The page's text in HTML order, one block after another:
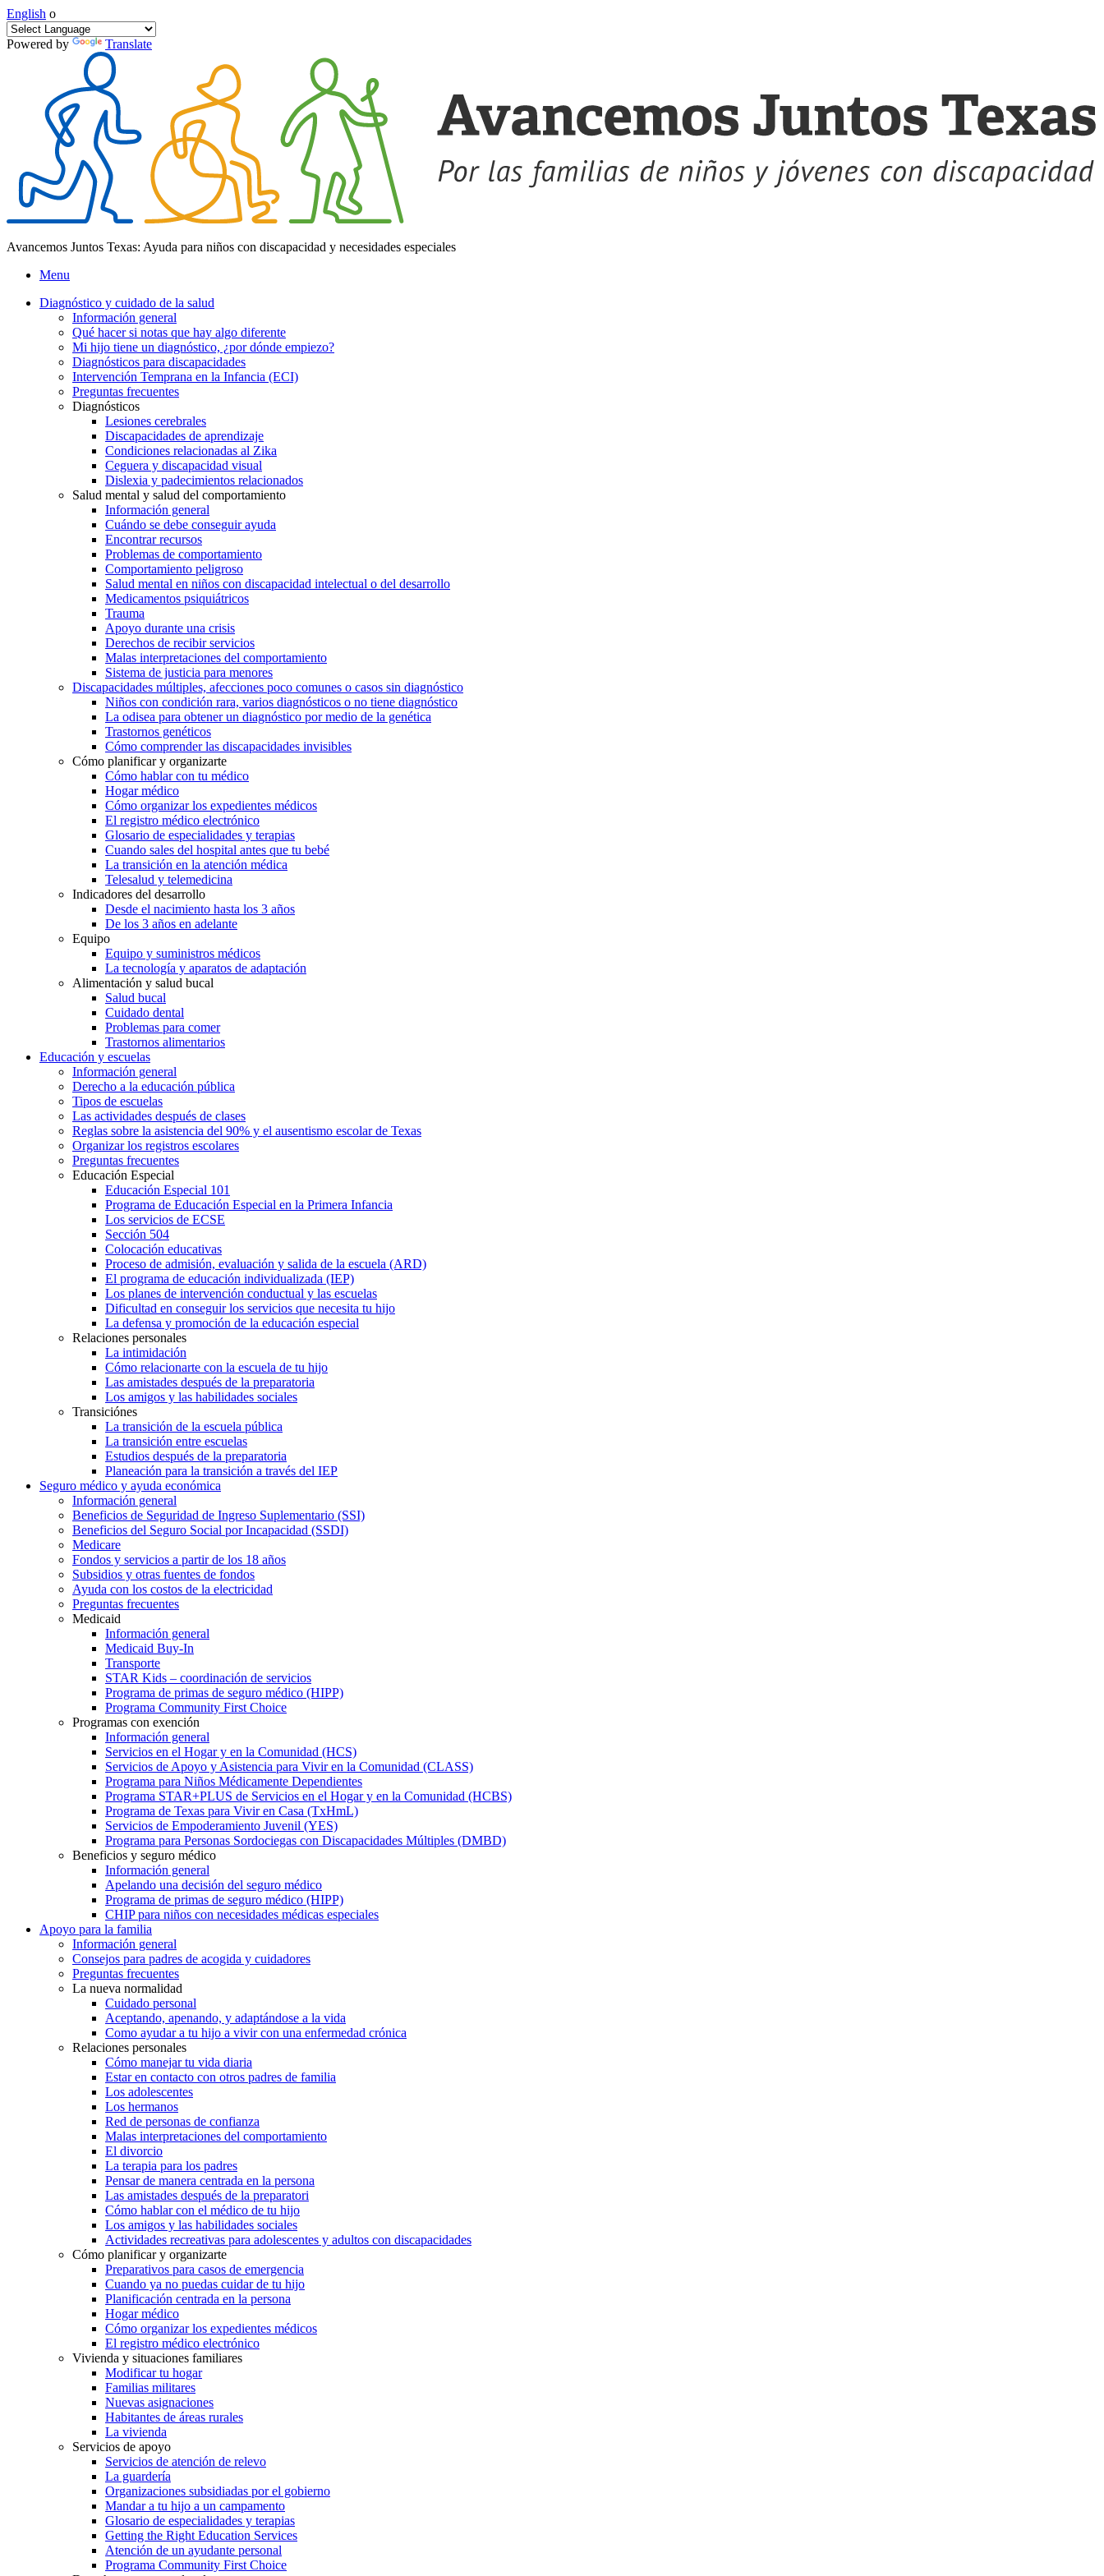
English o
Powered by Translate
Avancemos Juntos Texas: Ayuda para niños con discapacidad y necesidades especiales
Menu
Diagnóstico y cuidado de la salud
Información general
Qué hacer si notas que hay algo diferente
Mi hijo tiene un diagnóstico, ¿por dónde empiezo?
Diagnósticos para discapacidades
Intervención Temprana en la Infancia (ECI)
Preguntas frecuentes
Diagnósticos
Lesiones cerebrales
Discapacidades de aprendizaje
Condiciones relacionadas al Zika
Ceguera y discapacidad visual
Dislexia y padecimientos relacionados
Salud mental y salud del comportamiento
Información general
Cuándo se debe conseguir ayuda
Encontrar recursos
Problemas de comportamiento
Comportamiento peligroso
Salud mental en niños con discapacidad intelectual o del desarrollo
Medicamentos psiquiátricos
Trauma
Apoyo durante una crisis
Derechos de recibir servicios
Malas interpretaciones del comportamiento
Sistema de justicia para menores
Discapacidades múltiples, afecciones poco comunes o casos sin diagnóstico
Niños con condición rara, varios diagnósticos o no tiene diagnóstico
La odisea para obtener un diagnóstico por medio de la genética
Trastornos genéticos
Cómo comprender las discapacidades invisibles
Cómo planificar y organizarte
Cómo hablar con tu médico
Hogar médico
Cómo organizar los expedientes médicos
El registro médico electrónico
Glosario de especialidades y terapias
Cuando sales del hospital antes que tu bebé
La transición en la atención médica
Telesalud y telemedicina
Indicadores del desarrollo
Desde el nacimiento hasta los 3 años
De los 3 años en adelante
Equipo
Equipo y suministros médicos
La tecnología y aparatos de adaptación
Alimentación y salud bucal
Salud bucal
Cuidado dental
Problemas para comer
Trastornos alimentarios
Educación y escuelas
Información general
Derecho a la educación pública
Tipos de escuelas
Las actividades después de clases
Reglas sobre la asistencia del 90% y el ausentismo escolar de Texas
Organizar los registros escolares
Preguntas frecuentes
Educación Especial
Educación Especial 101
Programa de Educación Especial en la Primera Infancia
Los servicios de ECSE
Sección 504
Colocación educativas
Proceso de admisión, evaluación y salida de la escuela (ARD)
El programa de educación individualizada (IEP)
Los planes de intervención conductual y las escuelas
Dificultad en conseguir los servicios que necesita tu hijo
La defensa y promoción de la educación especial
Relaciones personales
La intimidación
Cómo relacionarte con la escuela de tu hijo
Las amistades después de la preparatoria
Los amigos y las habilidades sociales
Transiciónes
La transición de la escuela pública
La transición entre escuelas
Estudios después de la preparatoria
Planeación para la transición a través del IEP
Seguro médico y ayuda económica
Información general
Beneficios de Seguridad de Ingreso Suplementario (SSI)
Beneficios del Seguro Social por Incapacidad (SSDI)
Medicare
Fondos y servicios a partir de los 18 años
Subsidios y otras fuentes de fondos
Ayuda con los costos de la electricidad
Preguntas frecuentes
Medicaid
Información general
Medicaid Buy-In
Transporte
STAR Kids – coordinación de servicios
Programa de primas de seguro médico (HIPP)
Programa Community First Choice
Programas con exención
Información general
Servicios en el Hogar y en la Comunidad (HCS)
Servicios de Apoyo y Asistencia para Vivir en la Comunidad (CLASS)
Programa para Niños Médicamente Dependientes
Programa STAR+PLUS de Servicios en el Hogar y en la Comunidad (HCBS)
Programa de Texas para Vivir en Casa (TxHmL)
Servicios de Empoderamiento Juvenil (YES)
Programa para Personas Sordociegas con Discapacidades Múltiples (DMBD)
Beneficios y seguro médico
Información general
Apelando una decisión del seguro médico
Programa de primas de seguro médico (HIPP)
CHIP para niños con necesidades médicas especiales
Apoyo para la familia
Información general
Consejos para padres de acogida y cuidadores
Preguntas frecuentes
La nueva normalidad
Cuidado personal
Aceptando, apenando, y adaptándose a la vida
Como ayudar a tu hijo a vivir con una enfermedad crónica
Relaciones personales
Cómo manejar tu vida diaria
Estar en contacto con otros padres de familia
Los adolescentes
Los hermanos
Red de personas de confianza
Malas interpretaciones del comportamiento
El divorcio
La terapia para los padres
Pensar de manera centrada en la persona
Las amistades después de la preparatori
Cómo hablar con el médico de tu hijo
Los amigos y las habilidades sociales
Actividades recreativas para adolescentes y adultos con discapacidades
Cómo planificar y organizarte
Preparativos para casos de emergencia
Cuando ya no puedas cuidar de tu hijo
Planificación centrada en la persona
Hogar médico
Cómo organizar los expedientes médicos
El registro médico electrónico
Vivienda y situaciones familiares
Modificar tu hogar
Familias militares
Nuevas asignaciones
Habitantes de áreas rurales
La vivienda
Servicios de apoyo
Servicios de atención de relevo
La guardería
Organizaciones subsidiadas por el gobierno
Mandar a tu hijo a un campamento
Glosario de especialidades y terapias
Getting the Right Education Services
Atención de un ayudante personal
Programa Community First Choice